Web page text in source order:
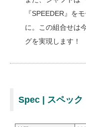
『SPEEDER』を
に。この組合せは
グを実現します！
Spec | スペック